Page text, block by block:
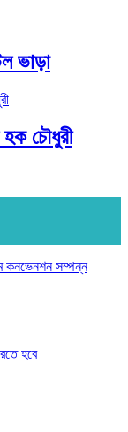
ভাড়া
হক চৌধুরী